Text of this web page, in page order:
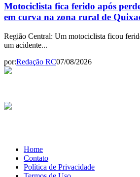
Motociclista fica ferido após
em curva na zona rural de
Região Central: Um motociclista ficou
um acidente...
por:Redação RC07/08/2026
Home
Contato
Política de Privacidade